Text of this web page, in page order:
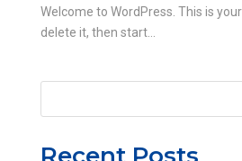
Welcome to WordPress. This is
delete it, then start...